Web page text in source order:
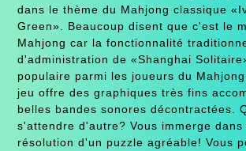
dans le thème du Mahjong classique
Green». Beaucoup disent que c'est le
Mahjong car la fonctionnalité
d'administration de «Shanghai
populaire parmi les joueurs du
jeu offre des graphiques très fins
belles bandes sonores décontractées.
s'attendre d'autre? Vous immerge
résolution d'un puzzle agréable! Vous